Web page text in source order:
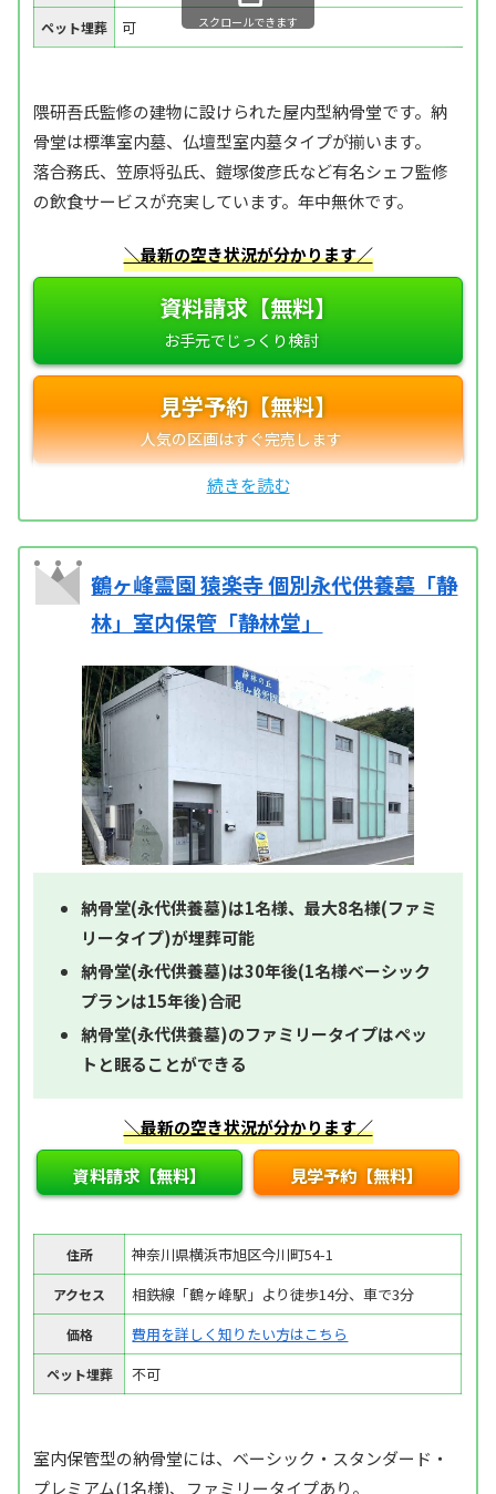
ペット埋葬 可 スクロールできます
隈研吾氏監修の建物に設けられた屋内型納骨堂です。納
骨堂は標準室内墓、仏壇型室内墓タイプが揃います。
落合務氏、笠原将弘氏、鎧塚俊彦氏など有名シェフ監修
の飲食サービスが充実しています。年中無休です。
＼最新の空き状況が分かります／
資料請求【無料】
見学予約【無料】
鶴ヶ峰霊園 猿楽寺 個別永代供養墓「静
林」室内保管「静林堂」
納骨堂(永代供養墓)は1名様、最大8名様(ファミ
リータイプ)が埋葬可能
納骨堂(永代供養墓)は30年後(1名様ベーシック
プランは15年後)合祀
納骨堂(永代供養墓)のファミリータイプはペッ
トと眠ることができる
＼最新の空き状況が分かります／
資料請求【無料】 見学予約【無料】
住所 神奈川県横浜市旭区今川町54-1
アクセス 相鉄線「鶴ヶ峰駅」より徒歩14分、車で3分
価格 費用を詳しく知りたい方はこちら
ペット埋葬 不可
室内保管型の納骨堂には、ベーシック・スタンダード・
プレミアム(1名様)、ファミリータイプあり。